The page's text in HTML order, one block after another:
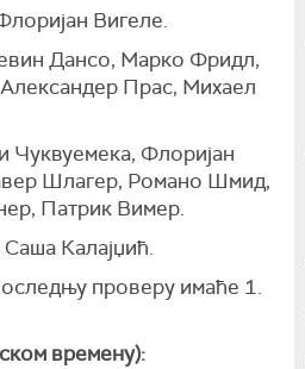
Вигеле.
Дансо, Марко Фридл,
Прас, Михаел
Чуквуемека, Флоријан
Шлагер, Романо Шмид,
Патрик Вимер.
Калајџић.
проверу имаће 1.
времену):